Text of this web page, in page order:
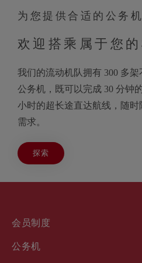
为您提供合适的公务机
欢迎搭乘属于您的
我们的流动机队拥有 300 多
公务机，既可以完成 30 分钟
小时的超长途直达航线，随
需求。
探索
会员制度
公务机